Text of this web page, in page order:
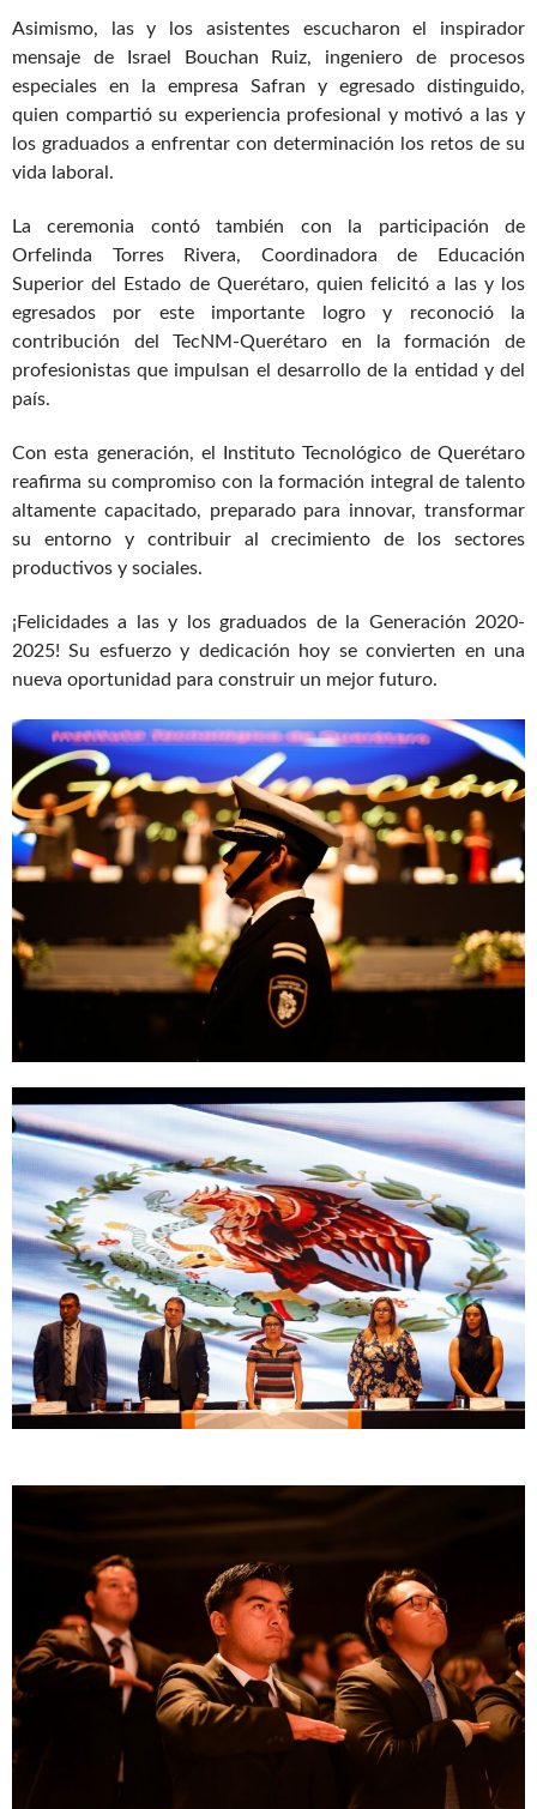
Asimismo, las y los asistentes escucharon el inspirador
mensaje de Israel Bouchan Ruiz, ingeniero de procesos
especiales en la empresa Safran y egresado distinguido,
quien compartió su experiencia profesional y motivó a las y
los graduados a enfrentar con determinación los retos de su
vida laboral.
La ceremonia contó también con la participación de
Orfelinda Torres Rivera, Coordinadora de Educación
Superior del Estado de Querétaro, quien felicitó a las y los
egresados por este importante logro y reconoció la
contribución del TecNM-Querétaro en la formación de
profesionistas que impulsan el desarrollo de la entidad y del
país.
Con esta generación, el Instituto Tecnológico de Querétaro
reafirma su compromiso con la formación integral de talento
altamente capacitado, preparado para innovar, transformar
su entorno y contribuir al crecimiento de los sectores
productivos y sociales.
¡Felicidades a las y los graduados de la Generación 2020-
2025! Su esfuerzo y dedicación hoy se convierten en una
nueva oportunidad para construir un mejor futuro.